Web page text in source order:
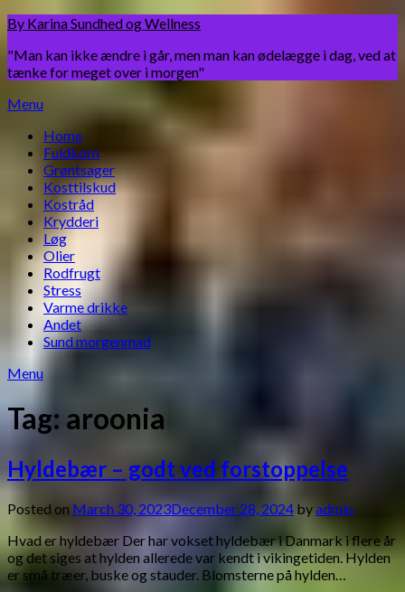
Skip
content
By Karina Sundhed og Wellness
"Man kan ikke ændre i går, men man kan ødelægge i dag, ved at
tænke for meget over i morgen"
Menu
Home
Fuldkorn
Grøntsager
Kosttilskud
Kostråd
Krydderi
Løg
Olier
Rodfrugt
Stress
Varme drikke
Andet
Sund morgenmad
Menu
Tag: aroonia
Hyldebær – godt ved forstoppelse
Posted on March 30, 2023December 28, 2024 byadmin
Hvad er hyldebær Der har vokset hyldebær i Danmark i flere år
og det siges at hylden allerede var kendt i vikingetiden. Hylden
er små træer, buske og stauder. Blomsterne på hylden…